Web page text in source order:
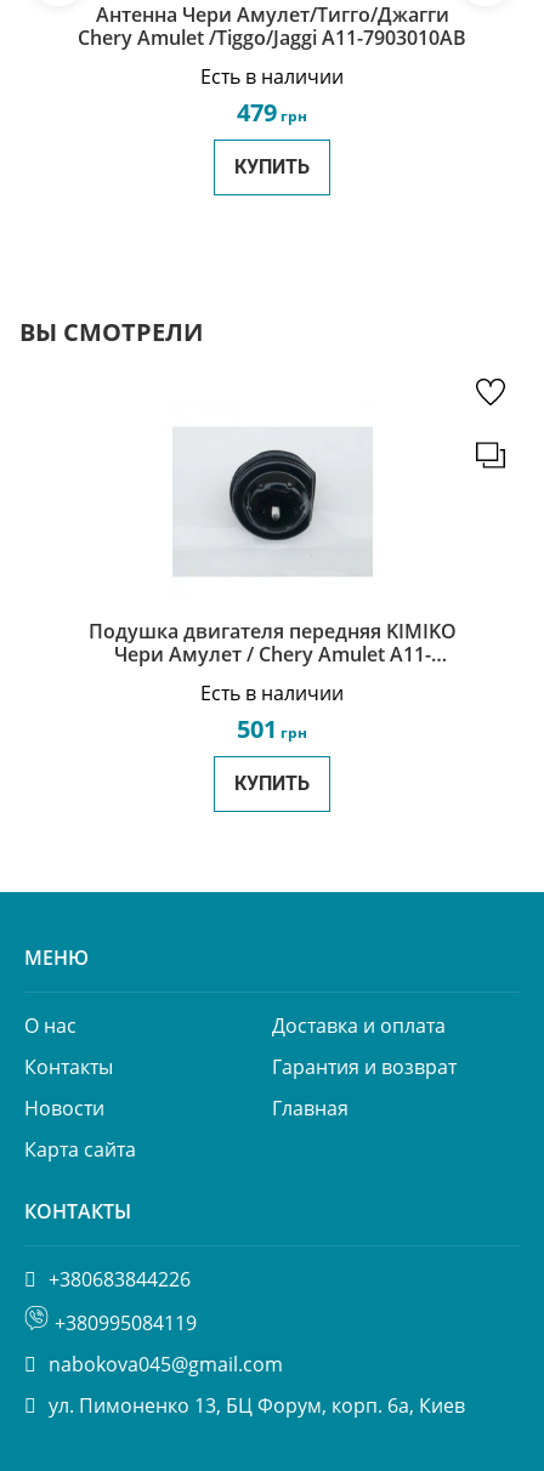
Антенна Чери Амулет/Тигго/Джагги
Chery Amulet /Tiggo/Jaggi A11-7903010AB
Есть в наличии
479 грн
КУПИТЬ
ВЫ СМОТРЕЛИ
Подушка двигателя передняя KIMIKO
Чери Амулет / Chery Amulet A11-
Есть в наличии
501 грн
КУПИТЬ
МЕНЮ
О нас
Доставка и оплата
Контакты
Гарантия и возврат
Новости
Главная
Карта сайта
КОНТАКТЫ
+380683844226
+380995084119
nabokova045@gmail.com
ул. Пимоненко 13, БЦ Форум, корп. 6а, Киев